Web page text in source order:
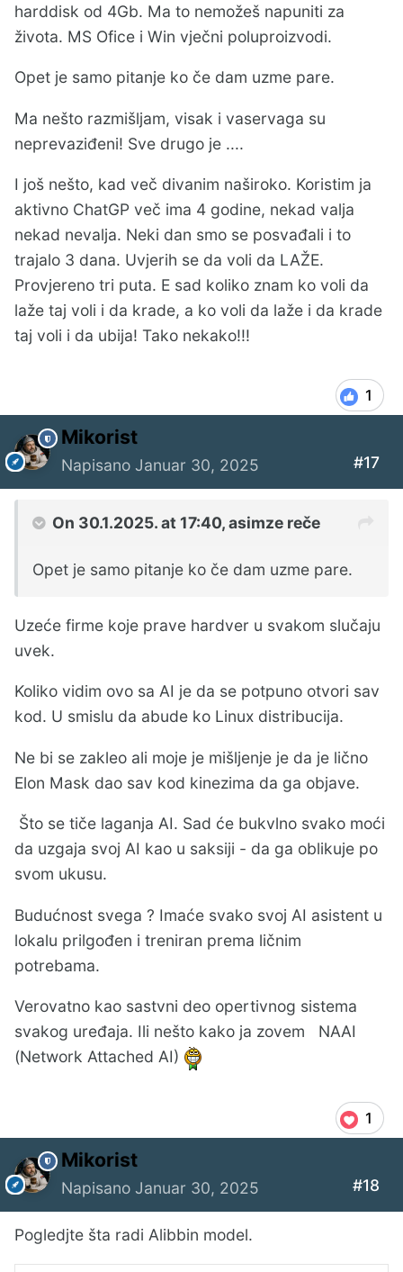
harddisk od 4Gb. Ma to nemožeš napuniti za
života. MS Ofice i Win vječni poluproizvodi.
Opet je samo pitanje ko če dam uzme pare.
Ma nešto razmišljam, visak i vaservaga su
neprevaziđeni! Sve drugo je ....
I još nešto, kad več divanim naširoko. Koristim ja
aktivno ChatGP več ima 4 godine, nekad valja
nekad nevalja. Neki dan smo se posvađali i to
trajalo 3 dana. Uvjerih se da voli da LAŽE.
Provjereno tri puta. E sad koliko znam ko voli da
laže taj voli i da krade, a ko voli da laže i da krade
taj voli i da ubija! Tako nekako!!!
1
Mikorist
Napisano Januar 30, 2025 #17
On 30.1.2025. at 17:40,asimze reče
Opet je samo pitanje ko če dam uzme pare.
Uzeće firme koje prave hardver u svakom slučaju
uvek.
Koliko vidim ovo sa AI je da se potpuno otvori sav
kod. U smislu da abude ko Linux distribucija.
Ne bi se zakleo ali moje je mišljenje je da je lično
Elon Mask dao sav kod kinezima da ga objave.
Što se tiče laganja AI. Sad će bukvlno svako moći
da uzgaja svoj AI kao u saksiji - da ga oblikuje po
svom ukusu.
Budućnost svega ? Imaće svako svoj AI asistent u
lokalu prilgođen i treniran prema ličnim
potrebama.
Verovatno kao sastvni deo opertivnog sistema
svakog uređaja. Ili nešto kako ja zovem NAAI
(Network Attached AI)
1
Mikorist
Napisano Januar 30, 2025 #18
Pogledjte šta radi Alibbin model.